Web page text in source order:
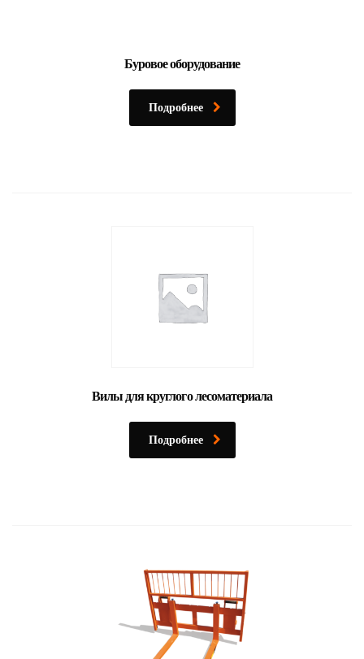
Буровое оборудование
Подробнее
Вилы для круглого лесоматериала
Подробнее